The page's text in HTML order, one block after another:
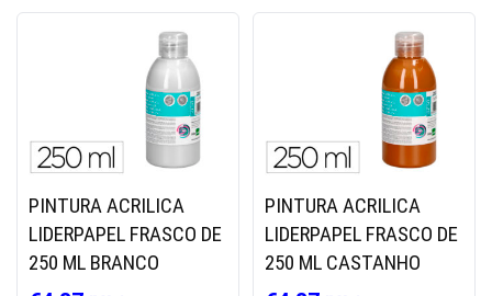
PINTURA ACRILICA
LIDERPAPEL FRASCO DE
250 ML BRANCO
PINTURA ACRILICA
LIDERPAPEL FRASCO DE
250 ML CASTANHO